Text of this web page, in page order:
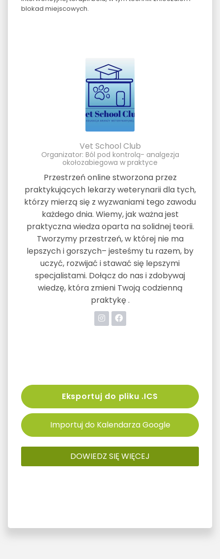
blokad miejscowych.
Vet School Club
Organizator: Ból pod kontrolą- analgezja
okołozabiegowa w praktyce
Przestrzeń online stworzona przez
praktykujących lekarzy weterynarii dla tych,
którzy mierzą się z wyzwaniami tego zawodu
każdego dnia. Wiemy, jak ważna jest
praktyczna wiedza oparta na solidnej teorii.
Tworzymy przestrzeń, w której nie ma
lepszych i gorszych– jesteśmy tu razem, by
uczyć, rozwijać i stawać się lepszymi
specjalistami. Dołącz do nas i zdobywaj
wiedzę, która zmieni Twoją codzienną
praktykę .
Eksportuj do pliku .ICS
Importuj do Kalendarza Google
DOWIEDZ SIĘ WIĘCEJ